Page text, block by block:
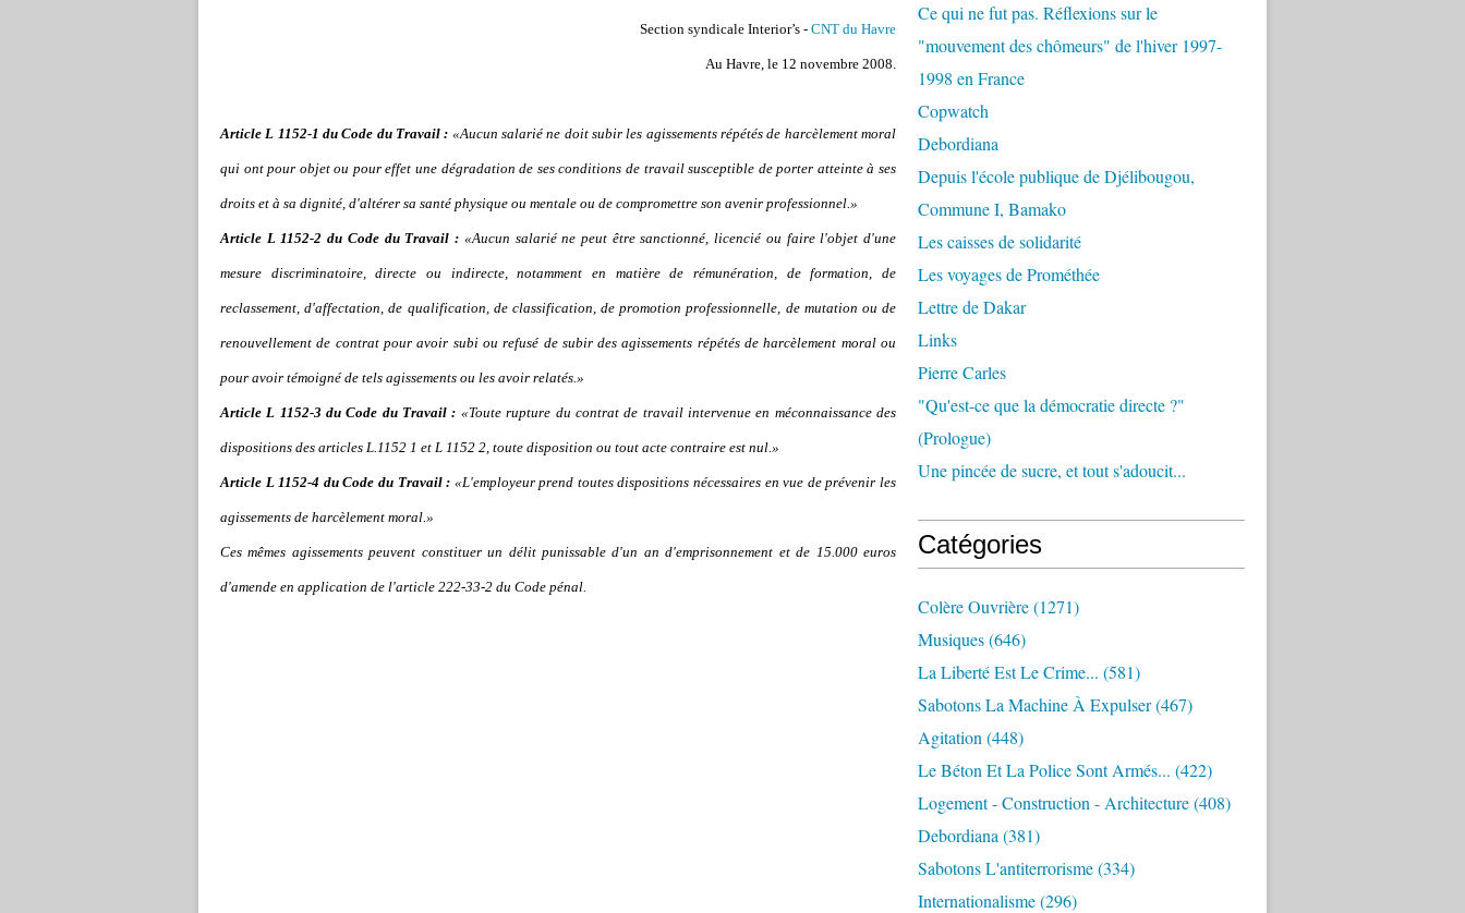
Section syndicale Interior’s - CNT du Havre
Au Havre, le 12 novembre 2008.
Article L 1152-1 du Code du Travail : «Aucun salarié ne doit subir les agissements répétés de harcèlement moral
qui ont pour objet ou pour effet une dégradation de ses conditions de travail susceptible de porter atteinte à ses
droits et à sa dignité, d'altérer sa santé physique ou mentale ou de compromettre son avenir professionnel.»
Article L 1152-2 du Code du Travail : «Aucun salarié ne peut être sanctionné, licencié ou faire l'objet d'une
mesure discriminatoire, directe ou indirecte, notamment en matière de rémunération, de formation, de
reclassement, d'affectation, de qualification, de classification, de promotion professionnelle, de mutation ou de
renouvellement de contrat pour avoir subi ou refusé de subir des agissements répétés de harcèlement moral ou
pour avoir témoigné de tels agissements ou les avoir relatés.»
Article L 1152-3 du Code du Travail : «Toute rupture du contrat de travail intervenue en méconnaissance des
dispositions des articles L.1152 1 et L 1152 2, toute disposition ou tout acte contraire est nul.»
Article L 1152-4 du Code du Travail : «L'employeur prend toutes dispositions nécessaires en vue de prévenir les
agissements de harcèlement moral.»
Ces mêmes agissements peuvent constituer un délit punissable d'un an d'emprisonnement et de 15.000 euros
d'amende en application de l'article 222-33-2 du Code pénal.
Ce qui ne fut pas. Réflexions sur le
"mouvement des chômeurs" de l'hiver 1997-
1998 en France
Copwatch
Debordiana
Depuis l'école publique de Djélibougou,
Commune I, Bamako
Les caisses de solidarité
Les voyages de Prométhée
Lettre de Dakar
Links
Pierre Carles
"Qu'est-ce que la démocratie directe ?"
(Prologue)
Une pincée de sucre, et tout s'adoucit...
Catégories
Colère Ouvrière(1271)
Musiques(646)
La Liberté Est Le Crime... (581)
Sabotons La Machine À Expulser(467)
Agitation (448)
Le Béton Et La Police Sont Armés... (422)
Logement - Construction - Architecture(408)
Debordiana (381)
Sabotons L'antiterrorisme(334)
Internationalisme(296)